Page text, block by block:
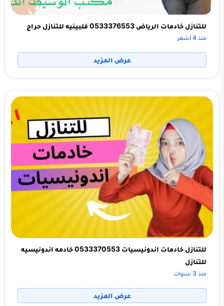
للتنازل خادمات الرياض 0533376553 فلبينيه للتنازل حراج
منذ 4 أشهر
عرض المزيد
للتنازل خادمات اندونيسيات 0533370553 خادمه اندونيسيه
للتنازل
منذ 3 سنوات
عرض المزيد